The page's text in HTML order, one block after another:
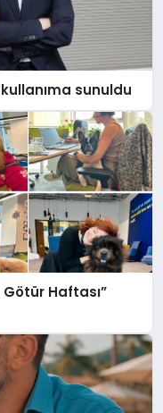
sunuldu
Haftası”